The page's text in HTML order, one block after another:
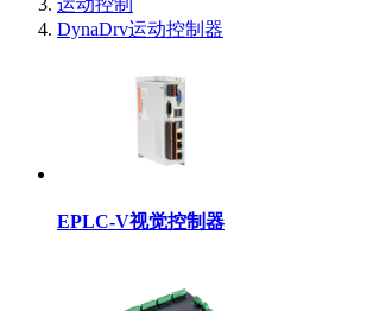
运动控制
DynaDrv运动控制器
EPLC-V视觉控制器